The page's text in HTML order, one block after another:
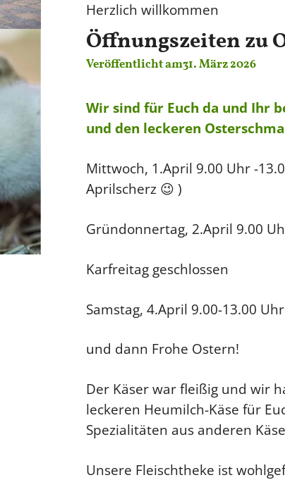
Herzlich willkommen
Öffnungszeiten zu
Veröffentlicht am31. März 2026
Wir sind für Euch da und Ihr
und den leckeren
Mittwoch, 1.April 9.00 Uhr -
Aprilscherz 😉 )
Gründonnertag, 2.April 9.00
Karfreitag geschlossen
Samstag, 4.April 9.00-13.00 Uhr
und dann Frohe Ostern!
Der Käser war fleißig und wir
leckeren Heumilch-Käse für
Spezialitäten aus anderen
Unsere Fleischtheke ist